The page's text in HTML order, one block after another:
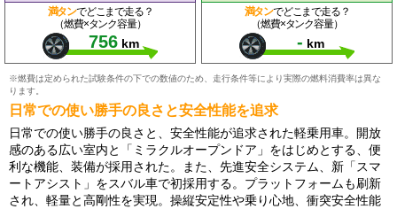
満タンでどこまで走る？
（燃費×タンク容量）
756 km
満タンでどこまで走る？
（燃費×タンク容量）
- km
※燃費は定められた試験条件の下での数値のため、走行条件等により実際の燃料消費率は異な
ります。
日常での使い勝手の良さと安全性能を追求
日常での使い勝手の良さと、安全性能が追求された軽乗用車。開放
感のある広い室内と「ミラクルオープンドア」をはじめとする、便
利な機能、装備が採用された。また、先進安全システム、新「スマ
ートアシスト」をスバル車で初採用する。プラットフォームも刷新
され、軽量と高剛性を実現。操縦安定性や乗り心地、衝突安全性能